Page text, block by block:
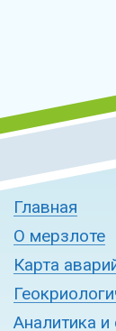
Главная
О мерзлоте
Карта
Аналитика